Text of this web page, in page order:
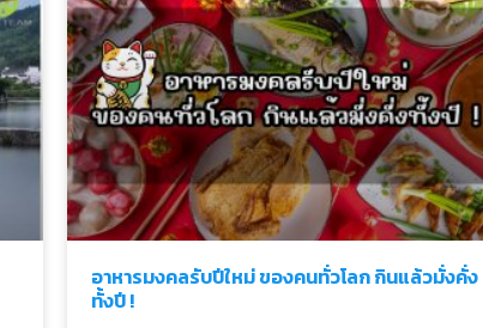
อาหารมงคลรับปีใหม่ ของคนทั่วโลก กินแล้วมั่งคั่ง
ทั้งปี !